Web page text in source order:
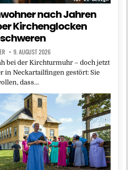
nach Jahren
Kirchenglocken
9. AUGUST 2026
bei der Kirchturmuhr – doch jetzt
in Neckartailfingen gestört: Sie
dass…